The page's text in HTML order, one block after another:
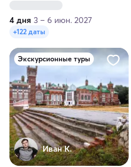
4 дня 3 – 6 июн. 2027
+122 даты
Экскурсионные туры
Иван К.